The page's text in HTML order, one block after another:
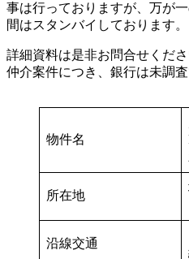
事は行っておりますが、万が
間はスタンバイしております。
詳細資料は是非お問合せくださ
仲介案件につき、銀行は未調
物件名
所在地
沿線交通